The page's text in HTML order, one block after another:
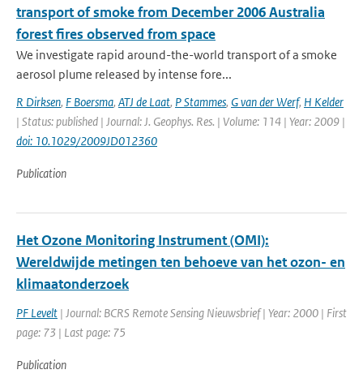
transport of smoke from December 2006 Australia
forest fires observed from space
We investigate rapid around-the-world transport of a smoke
aerosol plume released by intense fore...
R Dirksen, F Boersma, ATJ de Laat, P Stammes, G van der Werf, H Kelder
| Status: published | Journal: J. Geophys. Res. | Volume: 114 | Year: 2009 |
doi: 10.1029/2009JD012360
Publication
Het Ozone Monitoring Instrument (OMI):
Wereldwijde metingen ten behoeve van het ozon- en
klimaatonderzoek
PF Levelt | Journal: BCRS Remote Sensing Nieuwsbrief | Year: 2000 | First
page: 73 | Last page: 75
Publication